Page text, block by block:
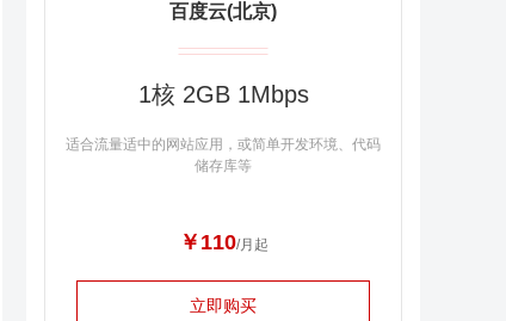
百度云(北京)
1核 2GB 1Mbps
适合流量适中的网站应用，或简单开发环境、代码
储存库等
￥110/月起
立即购买